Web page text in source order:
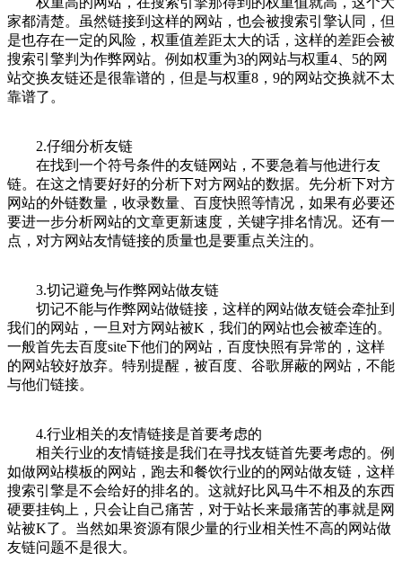
家都清楚。虽然链接到这样的网站，也会被搜索引擎认同，但
是也存在一定的风险，权重值差距太大的话，这样的差距会被
搜索引擎判为作弊网站。例如权重为3的网站与权重4、5的网
站交换友链还是很靠谱的，但是与权重8，9的网站交换就不太
靠谱了。
2.仔细分析友链
在找到一个符号条件的友链网站，不要急着与他进行友
链。在这之情要好好的分析下对方网站的数据。先分析下对方
网站的外链数量，收录数量、百度快照等情况，如果有必要还
要进一步分析网站的文章更新速度，关键字排名情况。还有一
点，对方网站友情链接的质量也是要重点关注的。
3.切记避免与作弊网站做友链
切记不能与作弊网站做链接，这样的网站做友链会牵扯到
我们的网站，一旦对方网站被K，我们的网站也会被牵连的。
一般首先去百度site下他们的网站，百度快照有异常的，这样
的网站较好放弃。特别提醒，被百度、谷歌屏蔽的网站，不能
与他们链接。
4.行业相关的友情链接是首要考虑的
相关行业的友情链接是我们在寻找友链首先要考虑的。例
如做网站模板的网站，跑去和餐饮行业的的网站做友链，这样
搜索引擎是不会给好的排名的。这就好比风马牛不相及的东西
硬要挂钩上，只会让自己痛苦，对于站长来最痛苦的事就是网
站被K了。当然如果资源有限少量的行业相关性不高的网站做
友链问题不是很大。